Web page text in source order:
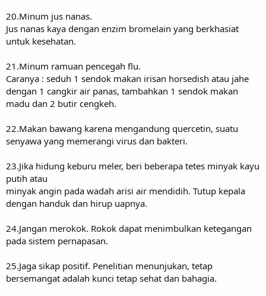
20.Minum jus nanas.
Jus nanas kaya dengan enzim bromelain yang berkhasiat
untuk kesehatan.
21.Minum ramuan pencegah flu.
Caranya : seduh 1 sendok makan irisan horsedish atau jahe
dengan 1 cangkir air panas, tambahkan 1 sendok makan
madu dan 2 butir cengkeh.
22.Makan bawang karena mengandung quercetin, suatu
senyawa yang memerangi virus dan bakteri.
23.Jika hidung keburu meler, beri beberapa tetes minyak kayu
putih atau
minyak angin pada wadah arisi air mendidih. Tutup kepala
dengan handuk dan hirup uapnya.
24.Jangan merokok. Rokok dapat menimbulkan ketegangan
pada sistem pernapasan.
25.Jaga sikap positif. Penelitian menunjukan, tetap
bersemangat adalah kunci tetap sehat dan bahagia.